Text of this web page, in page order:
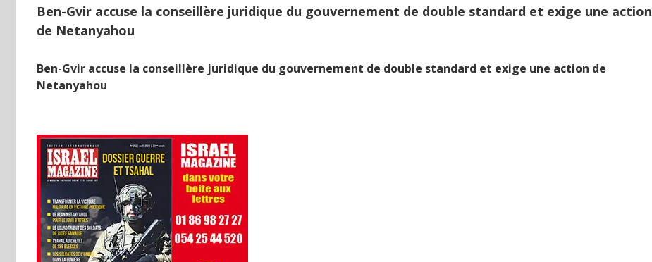
Ben-Gvir accuse la conseillère juridique du gouvernement de double standard et exige une action
de Netanyahou
Ben-Gvir accuse la conseillère juridique du gouvernement de double standard et exige une action de
Netanyahou